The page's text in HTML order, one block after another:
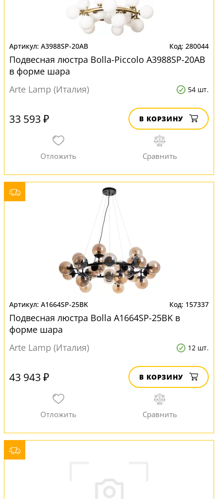
A3988SP-20AB 280044
Подвесная люстра Bolla-Piccolo A3988SP-20AB
в форме шара
Arte Lamp (Италия)
54 шт.
33 593 ₽ В КОРЗИНУ
A1664SP-25BK 157337
Подвесная люстра Bolla A1664SP-25BK в
форме шара
Arte Lamp (Италия)
12 шт.
43 943 ₽ В КОРЗИНУ